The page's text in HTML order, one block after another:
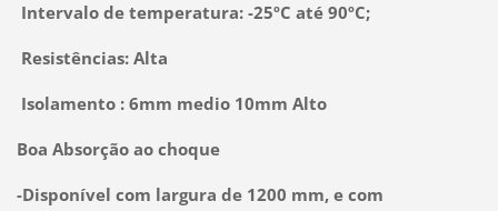
Intervalo de temperatura: -25ºC até 90ºC;
Resistências: Alta
Isolamento : 6mm medio 10mm Alto
Boa Absorção ao choque
-Disponível com largura de 1200 mm, e com